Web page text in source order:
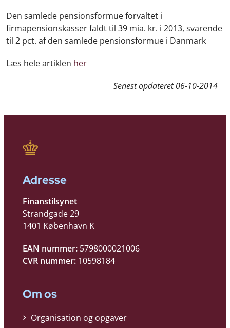
Den samlede pensionsformue forvaltet i
firmapensionskasser faldt til 39 mia. kr. i 2013, svarende
til 2 pct. af den samlede pensionsformue i Danmark
Læs hele artiklen her
Senest opdateret06-10-2014
Adresse
Finanstilsynet
Strandgade 29
1401 København K
EAN nummer: 5798000021006
CVR nummer: 10598184
Om os
Organisation og opgaver